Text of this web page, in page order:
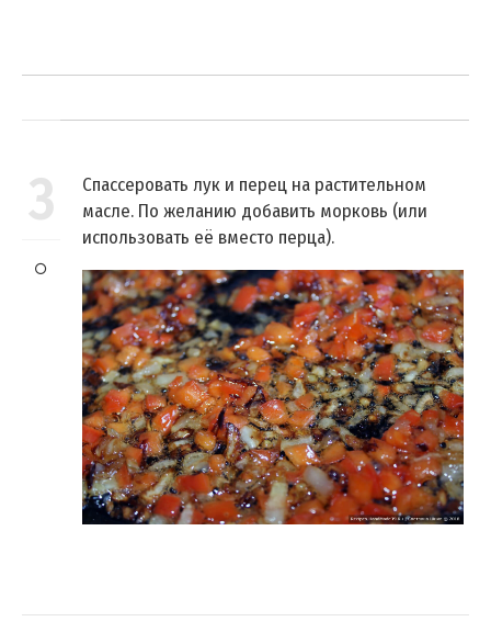
3
Спассеровать лук и перец на растительном
масле. По желанию добавить морковь (или
использовать её вместо перца).